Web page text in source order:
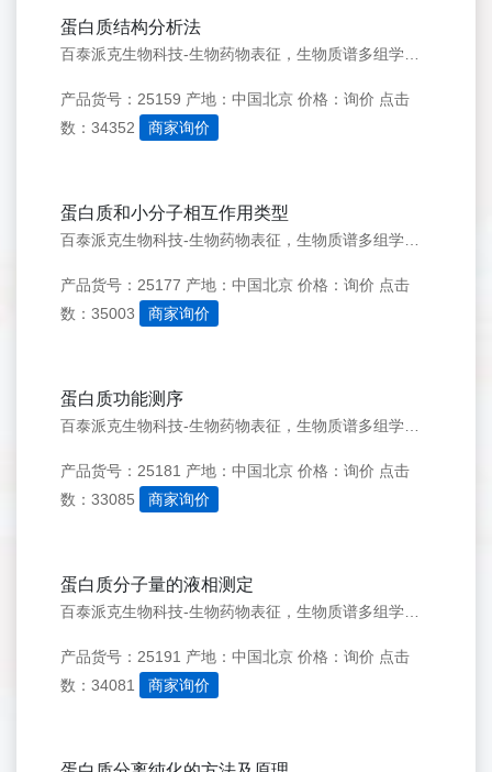
蛋白质结构分析法
产品货号：25159 产地：中国北京 价格：询价 点击
数：34352
商家询价
蛋白质和小分子相互作用类型
产品货号：25177 产地：中国北京 价格：询价 点击
数：35003
商家询价
蛋白质功能测序
产品货号：25181 产地：中国北京 价格：询价 点击
数：33085
商家询价
蛋白质分子量的液相测定
产品货号：25191 产地：中国北京 价格：询价 点击
数：34081
商家询价